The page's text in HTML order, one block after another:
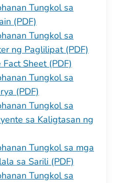
Tungkol sa
(PDF)
Tungkol sa
ng Paglilipat (PDF)
Sheet (PDF)
Tungkol sa
(PDF)
Tungkol sa
sa Kaligtasan ng
Tungkol sa mga
sa Sarili (PDF)
Tungkol sa